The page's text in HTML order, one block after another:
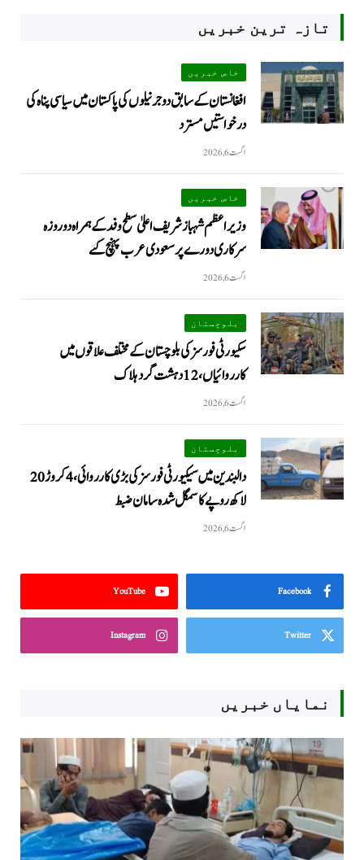
تازہ ترین خبریں
خاص خبریں
افغانستان کے سابق دو جرنیلوں کی پاکستان میں سیاسی پناہ کی
درخواستیں مسترد
اگست 6, 2026
خاص خبریں
وزیراعظم شہبازشریف اعلیٰ سطح وفد کے ہمراہ دو روزه
سرکاری دورے پر سعودی عرب پہنچ گئے
اگست 6, 2026
بلوچستان
سکیورٹی فورسز کی بلوچستان کے مختلف علاقوں میں
کارروائیاں ، 12 دہشت گرد ہلاک
اگست 6, 2026
بلوچستان
دالبندین میں سیکیورٹی فورسز کی بڑی کارروائی، 4 کروڑ 20
لاکھ روپے کا سمگل شدہ سامان ضبط
اگست 6, 2026
Facebook
YouTube
Twitter
Instagram
نمایاں خبریں